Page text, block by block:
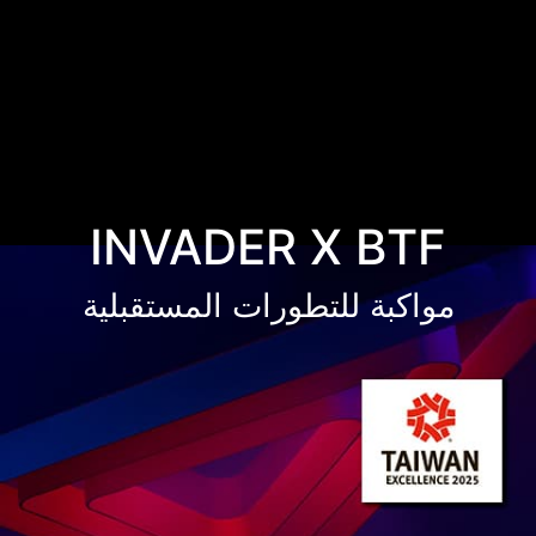
INVADER X BTF
مواكبة للتطورات المستقبلية